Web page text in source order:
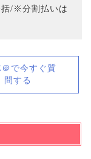
括/※分割払いは
で今すぐ質
問する